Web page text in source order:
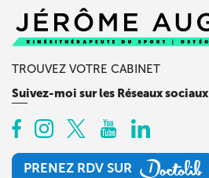
TROUVEZ VOTRE CABINET
Suivez-moi sur les Réseaux sociaux
PRENEZ RDV SUR